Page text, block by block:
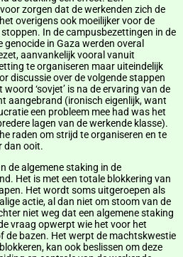
zorgen dat de werkenden zich de
overigens ook moeilijker voor de
In de campusbezettingen in de
in Gaza werden overal
aanvankelijk vooral vanuit
te organiseren maar uiteindelijk
discussie over de volgende stappen
‘sovjet’ is na de ervaring van de
aangebrand (ironisch eigenlijk, want
een probleem mee had was het
lagen van de werkende klasse).
raden om strijd te organiseren en te
dan ooit.
de algemene staking in de
Het is met een totale blokkering van
Het wordt soms uitgeroepen als
actie, al dan niet om stoom van de
niet weg dat een algemene staking
vraag opwerpt wie het voor het
de bazen. Het werpt de machtskwestie
kan ook beslissen om deze